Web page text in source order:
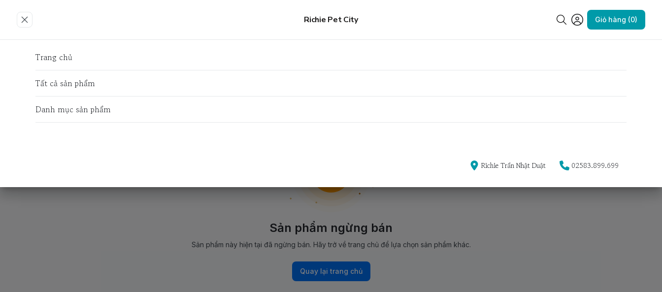
Richie Pet City Giỏ hàng (0)
Sản phẩm ngừng bán
Sản phẩm này hiện tại đã ngừng bán. Hãy trở về trang chủ để lựa chọn sản phẩm khác.
Quay lại trang chủ
Trang chủ
Tất cả sản phẩm
Danh mục sản phẩm
Richie Trần Nhật Duật 02583.899.699